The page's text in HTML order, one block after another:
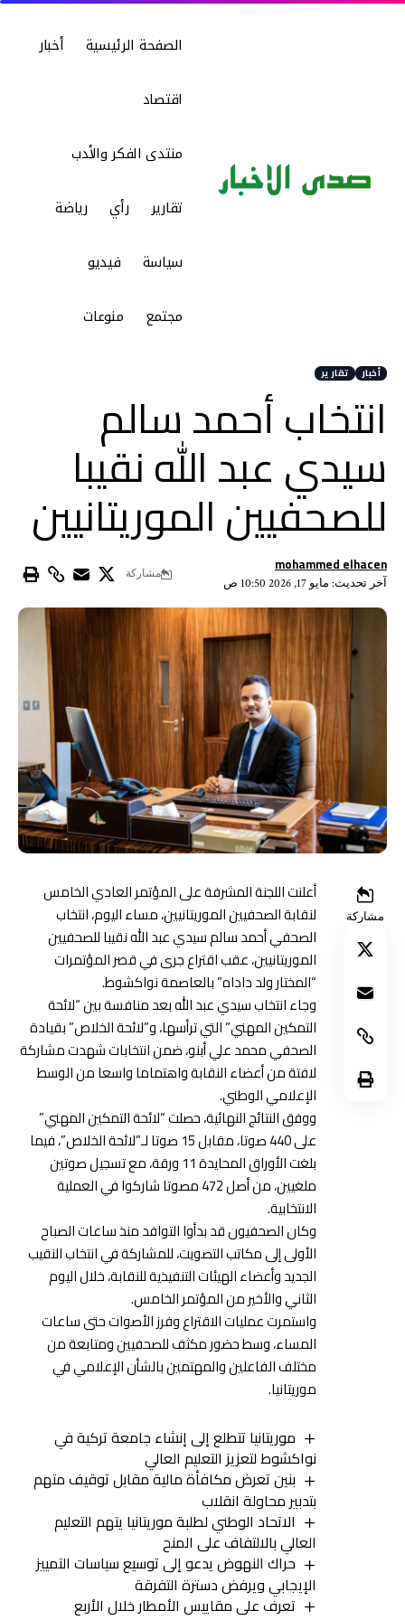
الصفحة الرئيسية أخبار
اقتصاد
منتدى الفكر والأدب
تقارير رأي رياضة
سياسة فيديو
مجتمع منوعات
أخبار تقارير
انتخاب أحمد سالم
سيدي عبد الله نقيبا
للصحفيين الموريتانيين
آخر تحديث: مايو 17, 2026 10:50 ص
mohammed elhacen مشاركة
مشاركة
أعلنت اللجنة المشرفة على المؤتمر العادي الخامس
لنقابة الصحفيين الموريتانيين، مساء اليوم، انتخاب
الصحفي أحمد سالم سيدي عبد الله نقيبا للصحفيين
الموريتانيين، عقب اقتراع جرى في قصر المؤتمرات
“المختار ولد داداه” بالعاصمة نواكشوط.
وجاء انتخاب سيدي عبد الله بعد منافسة بين “لائحة
التمكين المهني” التي ترأسها، و”لائحة الخلاص” بقيادة
الصحفي محمد علي أبنو، ضمن انتخابات شهدت مشاركة
لافتة من أعضاء النقابة واهتماما واسعا من الوسط
الإعلامي الوطني.
ووفق النتائج النهائية، حصلت “لائحة التمكين المهني”
على 440 صوتا، مقابل 15 صوتا لـ”لائحة الخلاص”، فيما
بلغت الأوراق المحايدة 11 ورقة، مع تسجيل صوتين
ملغيين، من أصل 472 مصوتا شاركوا في العملية
الانتخابية.
وكان الصحفيون قد بدأوا التوافد منذ ساعات الصباح
الأولى إلى مكاتب التصويت، للمشاركة في انتخاب النقيب
الجديد وأعضاء الهيئات التنفيذية للنقابة، خلال اليوم
الثاني والأخير من المؤتمر الخامس.
واستمرت عمليات الاقتراع وفرز الأصوات حتى ساعات
المساء، وسط حضور مكثف للصحفيين ومتابعة من
مختلف الفاعلين والمهتمين بالشأن الإعلامي في
موريتانيا.
موريتانيا تتطلع إلى إنشاء جامعة تركية في
نواكشوط لتعزيز التعليم العالي
بنين تعرض مكافأة مالية مقابل توقيف متهم
بتدبير محاولة انقلاب
الاتحاد الوطني لطلبة موريتانيا يتهم التعليم
العالي بالالتفاف على المنح
حراك النهوض يدعو إلى توسيع سياسات التمييز
الإيجابي ويرفض دسترة التفرقة
تعرف على مقاييس الأمطار خلال الأربع